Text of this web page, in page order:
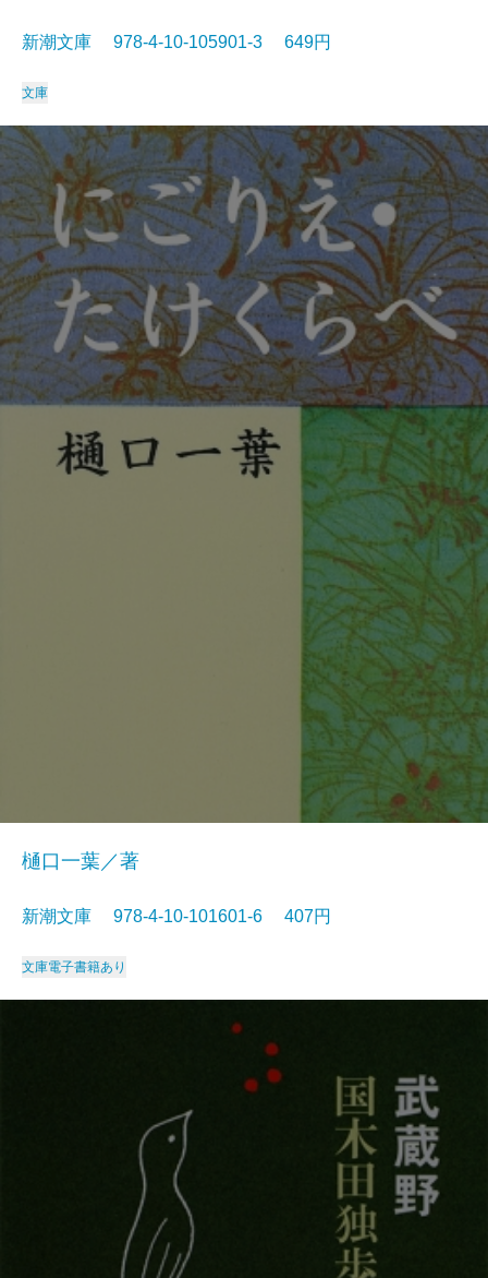
新潮文庫 978-4-10-105901-3 649円
文庫
樋口一葉／著
新潮文庫 978-4-10-101601-6 407円
文庫電子書籍あり